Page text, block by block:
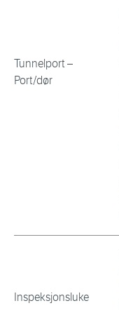
Tunnelport –
Port/dør
Inspeksjonsluke